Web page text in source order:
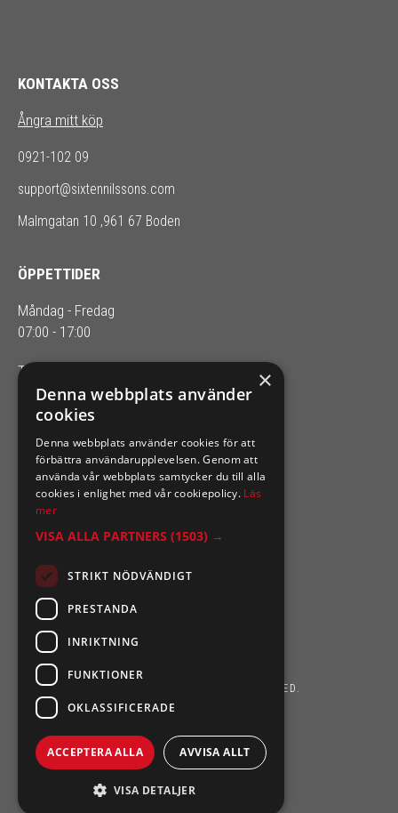
KONTAKTA OSS
Ångra mitt köp
0921-102 09
support@sixtennilssons.com
Malmgatan 10 ,961 67 Boden
ÖPPETTIDER
Måndag - Fredag
07:00 - 17:00
Telefontider: 08.00-16.00
SIXTEN NILSSONS
Organisationsnummer 556164-2652
SIXTEN NILSSONS 2026. ALL RIGHTS RESERVED.
POWERED BY EMPORI CMS
×
Denna webbplats använder
cookies
Denna webbplats använder cookies för att
förbättra användarupplevelsen. Genom att
använda vår webbplats samtycker du till alla
cookies i enlighet med vår cookiepolicy. Läs
mer
VISA ALLA PARTNERS (1503) →
STRIKT NÖDVÄNDIGT
PRESTANDA
INRIKTNING
FUNKTIONER
OKLASSIFICERADE
ACCEPTERA ALLA AVVISA ALLT
VISA DETALJER